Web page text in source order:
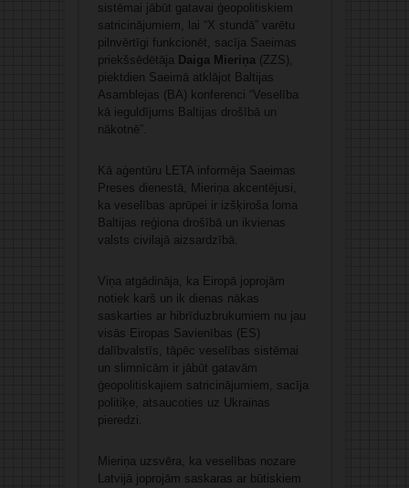
sistēmai jābūt gatavai ģeopolitiskiem
satricinājumiem, lai “X stundā” varētu
pilnvērtīgi funkcionēt, sacīja Saeimas
priekšsēdētāja Daiga Mieriņa(ZZS),
piektdien Saeimā atklājot Baltijas
Asamblejas (BA) konferenci “Veselība
kā ieguldījums Baltijas drošībā un
nākotnē”.
Kā aģentūru LETA informēja Saeimas
Preses dienestā, Mieriņa akcentējusi,
ka veselības aprūpei ir izšķiroša loma
Baltijas reģiona drošībā un ikvienas
valsts civilajā aizsardzībā.
Viņa atgādināja, ka Eiropā joprojām
notiek karš un ik dienas nākas
saskarties ar hibrīduzbrukumiem nu jau
visās Eiropas Savienības (ES)
dalībvalstīs, tāpēc veselības sistēmai
un slimnīcām ir jābūt gatavām
ģeopolitiskajiem satricinājumiem, sacīja
politiķe, atsaucoties uz Ukrainas
pieredzi.
Mieriņa uzsvēra, ka veselības nozare
Latvijā joprojām saskaras ar būtiskiem